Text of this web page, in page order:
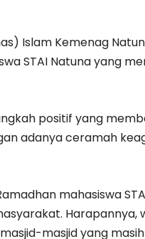
Islam Kemenag
STAI Natuna yang
positif yang
adanya ceramah
mahasiswa
Harapannya,
masjid yang